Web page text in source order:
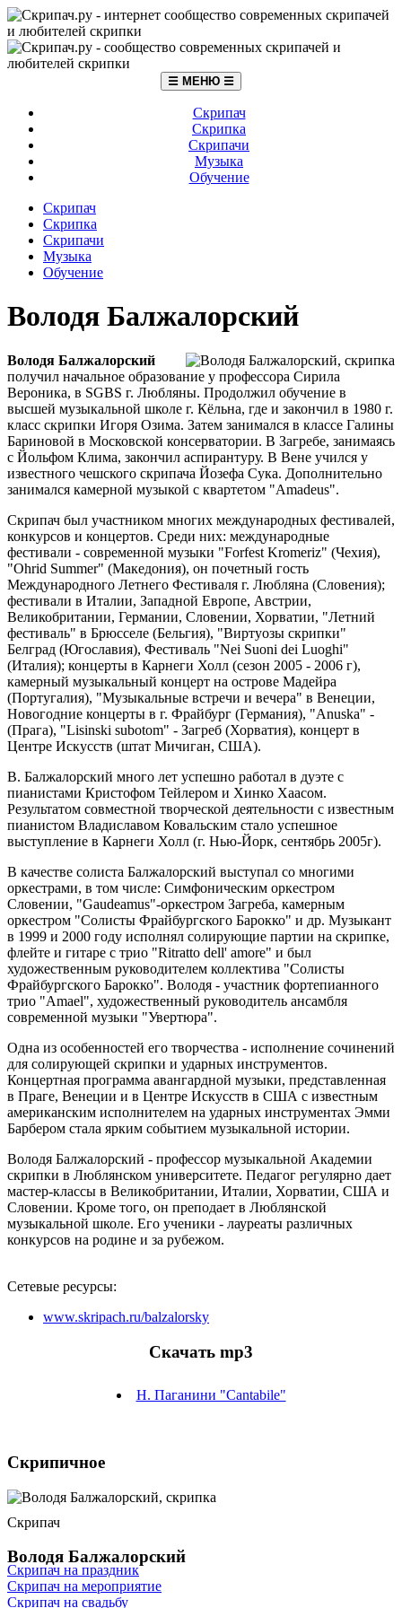
☰ МЕНЮ ☰
Скрипач
Скрипка
Скрипачи
Музыка
Обучение
Скрипач
Скрипка
Скрипачи
Музыка
Обучение
Володя Балжалорский
Володя Балжалорский
получил начальное образование у профессора Сирила
Вероника, в SGBS г. Любляны. Продолжил обучение в
высшей музыкальной школе г. Кёльна, где и закончил в 1980 г.
класс скрипки Игоря Озима. Затем занимался в классе Галины
Бариновой в Московской консерватории. В Загребе, занимаясь
с Йольфом Клима, закончил аспирантуру. В Вене учился у
известного чешского скрипача Йозефа Сука. Дополнительно
занимался камерной музыкой с квартетом "Amadeus".
Скрипач был участником многих международных фестивалей,
конкурсов и концертов. Среди них: международные
фестивали - современной музыки "Forfest Kromeriz" (Чехия),
"Ohrid Summer" (Македония), он почетный гость
Международного Летнего Фестиваля г. Любляна (Словения);
фестивали в Италии, Западной Европе, Австрии,
Великобритании, Германии, Словении, Хорватии, "Летний
фестиваль" в Брюсселе (Бельгия), "Виртуозы скрипки"
Белград (Югославия), Фестиваль "Nei Suoni dei Luoghi"
(Италия); концерты в Карнеги Холл (сезон 2005 - 2006 г),
камерный музыкальный концерт на острове Мадейра
(Португалия), "Музыкальные встречи и вечера" в Венеции,
Новогодние концерты в г. Фрайбург (Германия), "Anuska" -
(Прага), "Lisinski subotom" - Загреб (Хорватия), концерт в
Центре Искусств (штат Мичиган, США).
В. Балжалорский много лет успешно работал в дуэте с
пианистами Кристофом Тейлером и Хинко Хаасом.
Результатом совместной творческой деятельности с известным
пианистом Владиславом Ковальским стало успешное
выступление в Карнеги Холл (г. Нью-Йорк, сентябрь 2005г).
В качестве солиста Балжалорский выступал со многими
оркестрами, в том числе: Симфоническим оркестром
Словении, "Gaudeamus"-оркестром Загреба, камерным
оркестром "Солисты Фрайбургского Барокко" и др. Музыкант
в 1999 и 2000 году исполнял солирующие партии на скрипке,
флейте и гитаре с трио "Ritratto dell' amore" и был
художественным руководителем коллектива "Солисты
Фрайбургского Барокко". Володя - участник фортепианного
трио "Amael", художественный руководитель ансамбля
современной музыки "Увертюра".
Одна из особенностей его творчества - исполнение сочинений
для солирующей скрипки и ударных инструментов.
Концертная программа авангардной музыки, представленная
в Праге, Венеции и в Центре Искусств в США с известным
американским исполнителем на ударных инструментах Эмми
Барбером стала ярким событием музыкальной истории.
Володя Балжалорский - профессор музыкальной Академии
скрипки в Люблянском университете. Педагог регулярно дает
мастер-классы в Великобритании, Италии, Хорватии, США и
Словении. Кроме того, он преподает в Люблянской
музыкальной школе. Его ученики - лауреаты различных
конкурсов на родине и за рубежом.
Сетевые ресурсы:
www.skripach.ru/balzalorsky
Скачать mp3
Н. Паганини "Cantabile"
Скрипичное
Скрипач
Володя Балжалорский
Скрипач на праздник
Скрипач на мероприятие
Скрипач на свадьбу